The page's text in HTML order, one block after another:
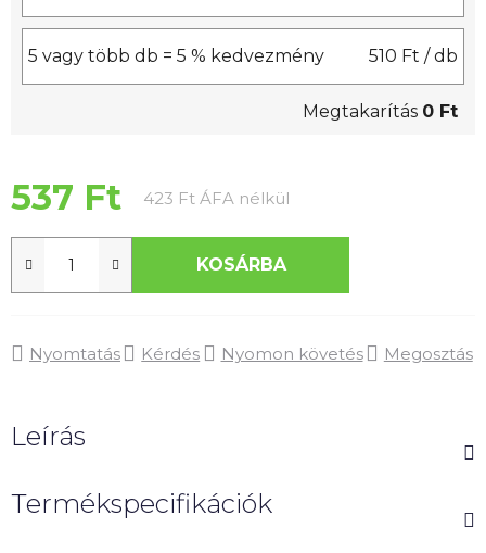
5 vagy több db = 5 % kedvezmény 510 Ft / db
Megtakarítás 0 Ft
537 Ft 423 Ft ÁFA nélkül
KOSÁRBA
Nyomtatás Kérdés Nyomon követés Megosztás
Leírás
Termékspecifikációk